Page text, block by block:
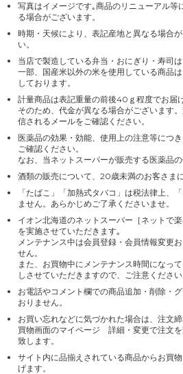
写真はイメージです｡商品のリニューアル等
る場合がございます。
時期・天候により、表記産地と異なる場合
い。
当店で製造している弁当・おにぎり・寿司
一部、国産米以外の米を使用している商品
しております。
計量商品は表記重量の前後40ｇ程度でお届
そのため、代金が異なる場合がございます
信されるメールをご確認ください。
医薬品の効果・効能、使用上の注意等につ
ご確認ください。
なお、当ネットスーパーが販売する医薬品
酒類の販売について、20歳未満のお客さま
「たばこ」「加熱式タバコ」は税法律上、
ません。あらかじめご了承くださいませ。
イオン北海道のネットスーパー［ネットで
を実施させていただきます｡
メンテナンス中は会員登録・会員情報変更
せん。
また、お買物中にメンテナンス時間になっ
しさせていただきますので、ご注意ください
お電話やコメント欄での商品追加・削除・
おりません。
お買い忘れなどに気づかれた場合は、注文
買物画面のマイページ 詳細・変更で注文
致します。
サイト内に品揃えされている商品からお買
げます。